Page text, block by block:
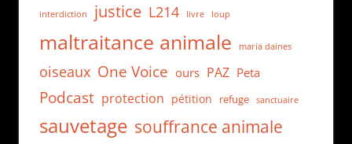
interdiction justice L214 livre loup
maltraitance animale maria daines
oiseaux One Voice ours PAZ Peta
Podcast protection pétition refuge sanctuaire
sauvetage souffrance animale